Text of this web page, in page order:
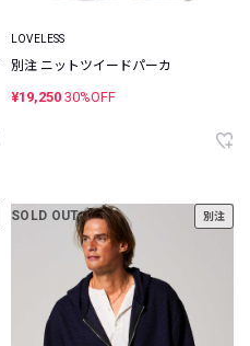
LOVELESS
別注 ニットツイードパーカ
¥19,250 30%OFF
SOLD OUT 別注